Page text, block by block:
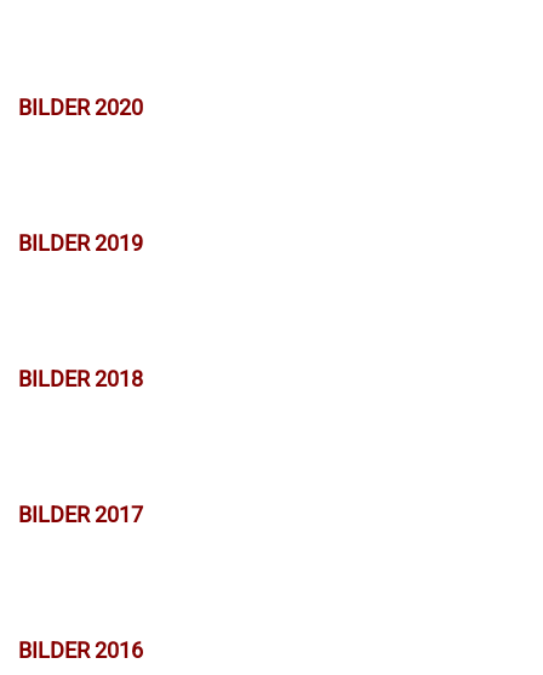
BILDER 2020
BILDER 2019
BILDER 2018
BILDER 2017
BILDER 2016